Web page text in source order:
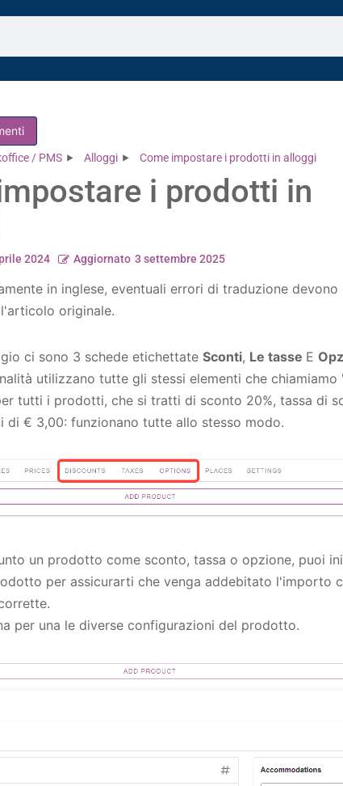
/ PMS Alloggi Come impostare i prodotti in alloggi
i prodotti in
2024 Aggiornato 3 settembre 2025
in inglese, eventuali errori di traduzione devono
originale.
ci sono 3 schede etichettate Sconti, Le tasse E
utilizzano tutte gli stessi elementi che chiamiamo
tutti i prodotti, che si tratti di sconto 20%, tassa di
di € 3,00: funzionano tutte allo stesso modo.
un prodotto come sconto, tassa o opzione, puoi
per assicurarti che venga addebitato l'importo
per una le diverse configurazioni del prodotto.